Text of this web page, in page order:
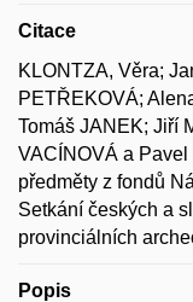
Citace
KLONTZA, Věra;
PETŘEKOVÁ;
Tomáš JANEK; Jiří
VACÍNOVÁ a
předměty z fondů
Setkání českých a
provinciálních
Popis